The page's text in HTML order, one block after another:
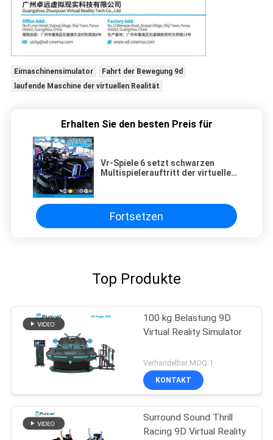
Eimaschinensimulator
Fahrt der Bewegung 9d
laufende Maschine der virtuellen Realität
Erhalten Sie den besten Preis für
Vr-Spiele 6 setzt schwarzen
Multispielerauftritt der virtuellen
Fortsetzen
Top Produkte
100 kg Belastung 9D
Virtual Reality Simulator
Verhandelbar MOQ:1
KONTAKT
Surround Sound Thrill
Racing 9D Virtual Reality